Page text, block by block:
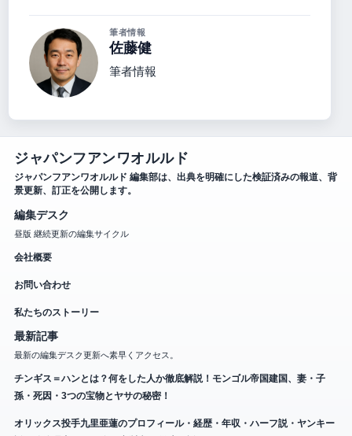
筆者情報
佐藤健
筆者情報
ジャパンフアンワオルルド
ジャパンフアンワオルルド 編集部は、出典を明確にした検証済みの報道、背
景更新、訂正を公開します。
編集デスク
昼版 継続更新の編集サイクル
会社概要
お問い合わせ
私たちのストーリー
最新記事
最新の編集デスク更新へ素早くアクセス。
チンギス＝ハンとは？何をした人か徹底解説！モンゴル帝国建国、妻・子
孫・死因・3つの宝物とヤサの秘密！
オリックス投手九里亜蓮のプロフィール・経歴・年収・ハーフ説・ヤンキー